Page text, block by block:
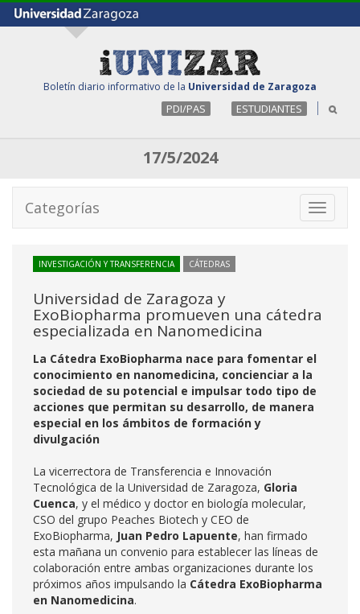
Boletín diario informativo de la Universidad de Zaragoza
PDI/PAS ESTUDIANTES
17/5/2024
Toggle
Categorías
INVESTIGACIÓN Y TRANSFERENCIA CÁTEDRAS
Universidad de Zaragoza y
ExoBiopharma promueven una cátedra
especializada en Nanomedicina
La Cátedra ExoBiopharma nace para fomentar el
conocimiento en nanomedicina, concienciar a la
sociedad de su potencial e impulsar todo tipo de
acciones que permitan su desarrollo, de manera
especial en los ámbitos de formación y
divulgación
La vicerrectora de Transferencia e Innovación
Tecnológica de la Universidad de Zaragoza, Gloria
Cuenca, y el médico y doctor en biología molecular,
CSO del grupo Peaches Biotech y CEO de
ExoBiopharma, Juan Pedro Lapuente, han firmado
esta mañana un convenio para establecer las líneas de
colaboración entre ambas organizaciones durante los
próximos años impulsando la Cátedra ExoBiopharma
en Nanomedicina.